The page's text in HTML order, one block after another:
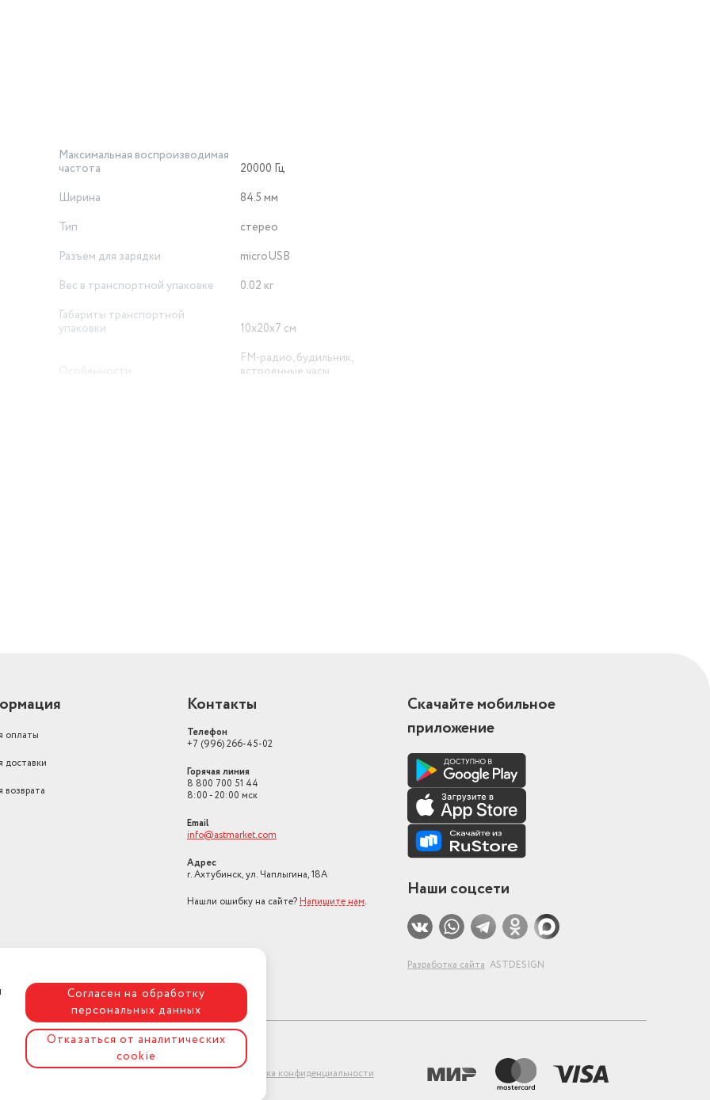
подключить к колонке USB-флешку или карту памяти microSD.
уровне громкости полного заряда аккумулятора хватает
длительное время работы. Кроме того, низкая температура
работы.
Максимальная воспроизводимая
частота
20000 Гц
Ширина
84.5 мм
Тип
стерео
Разъем для зарядки
microUSB
Вес в транспортной упаковке
0.02 кг
Габариты транспортной
упаковки
10х20х7 см
Особенности
FM-радио, будильник,
встроенные часы
оплаты
доставки
возврата
Контакты
Телефон
+7 (996) 266-45-02
Горячая линия
8 800 700 51 44
8:00 - 20:00 мск
Email
info@astmarket.com
Адрес
г. Ахтубинск, ул. Чаплыгина, 18А
Нашли ошибку на сайте? Напишите нам.
Скачайте мобильное
приложение
Наши соцсети
Разработка сайта ASTDESIGN
Политика конфиденциальности
Согласен на обработку
персональных данных
Отказаться от аналитических
cookie